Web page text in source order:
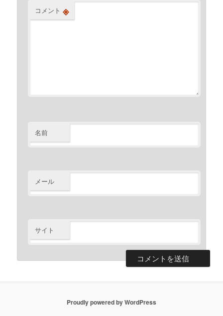
コメント ※
名前
メール
サイト
Proudly powered by WordPress